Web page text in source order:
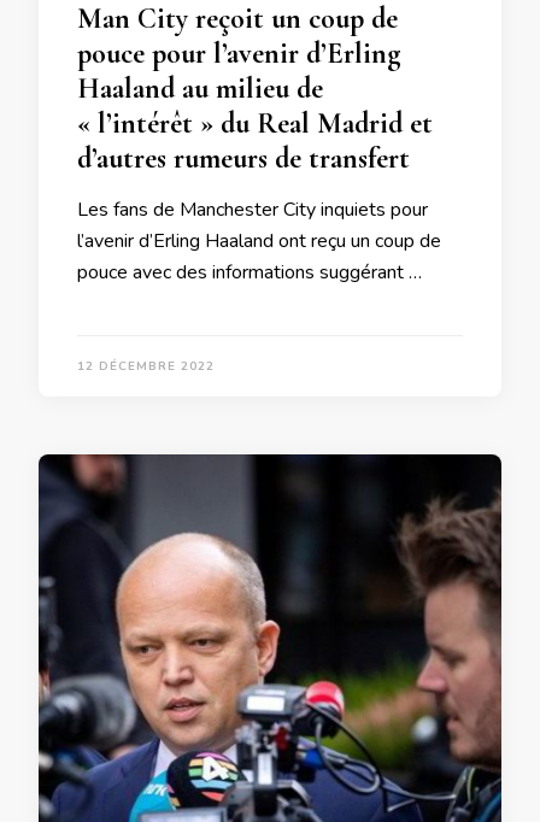
Man City reçoit un coup de
pouce pour l’avenir d’Erling
Haaland au milieu de
« l’intérêt » du Real Madrid et
d’autres rumeurs de transfert
Les fans de Manchester City inquiets pour
l’avenir d’Erling Haaland ont reçu un coup de
pouce avec des informations suggérant …
12 DÉCEMBRE 2022